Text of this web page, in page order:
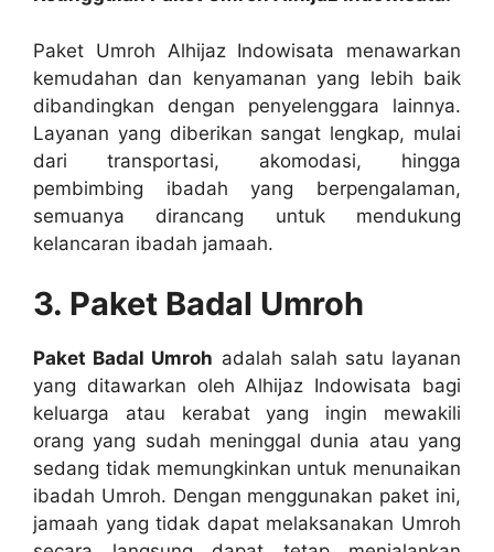
Paket Umroh Alhijaz Indowisata menawarkan
kemudahan dan kenyamanan yang lebih baik
dibandingkan dengan penyelenggara lainnya.
Layanan yang diberikan sangat lengkap, mulai
dari transportasi, akomodasi, hingga
pembimbing ibadah yang berpengalaman,
semuanya dirancang untuk mendukung
kelancaran ibadah jamaah.
3. Paket Badal Umroh
Paket Badal Umroh adalah salah satu layanan
yang ditawarkan oleh Alhijaz Indowisata bagi
keluarga atau kerabat yang ingin mewakili
orang yang sudah meninggal dunia atau yang
sedang tidak memungkinkan untuk menunaikan
ibadah Umroh. Dengan menggunakan paket ini,
jamaah yang tidak dapat melaksanakan Umroh